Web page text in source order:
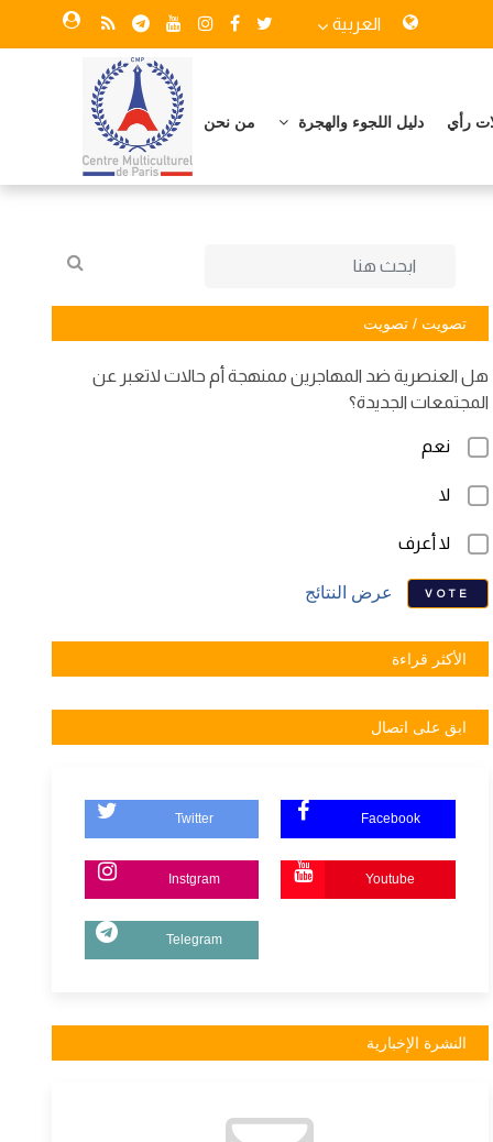
العربية
رأي دليل اللجوء والهجرة من نحن
تصويت / تصويت
هل العنصرية ضد المهاجرين ممنهجة أم حالات لاتعبر عن
المجتمعات الجديدة؟
نعم
لا
لا أعرف
VOTE عرض النتائج
الأكثر قراءة
ابق على اتصال
Twitter Facebook
Instgram Youtube
Telegram
النشرة الإخبارية